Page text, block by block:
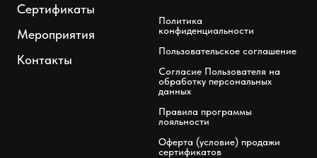
Сертификаты
Мероприятия
Контакты
Политика
конфиденциальности
Пользовательское соглашение
Согласие Пользователя на
обработку персональных
данных
Правила программы
лояльности
Оферта (условие) продажи
сертификатов